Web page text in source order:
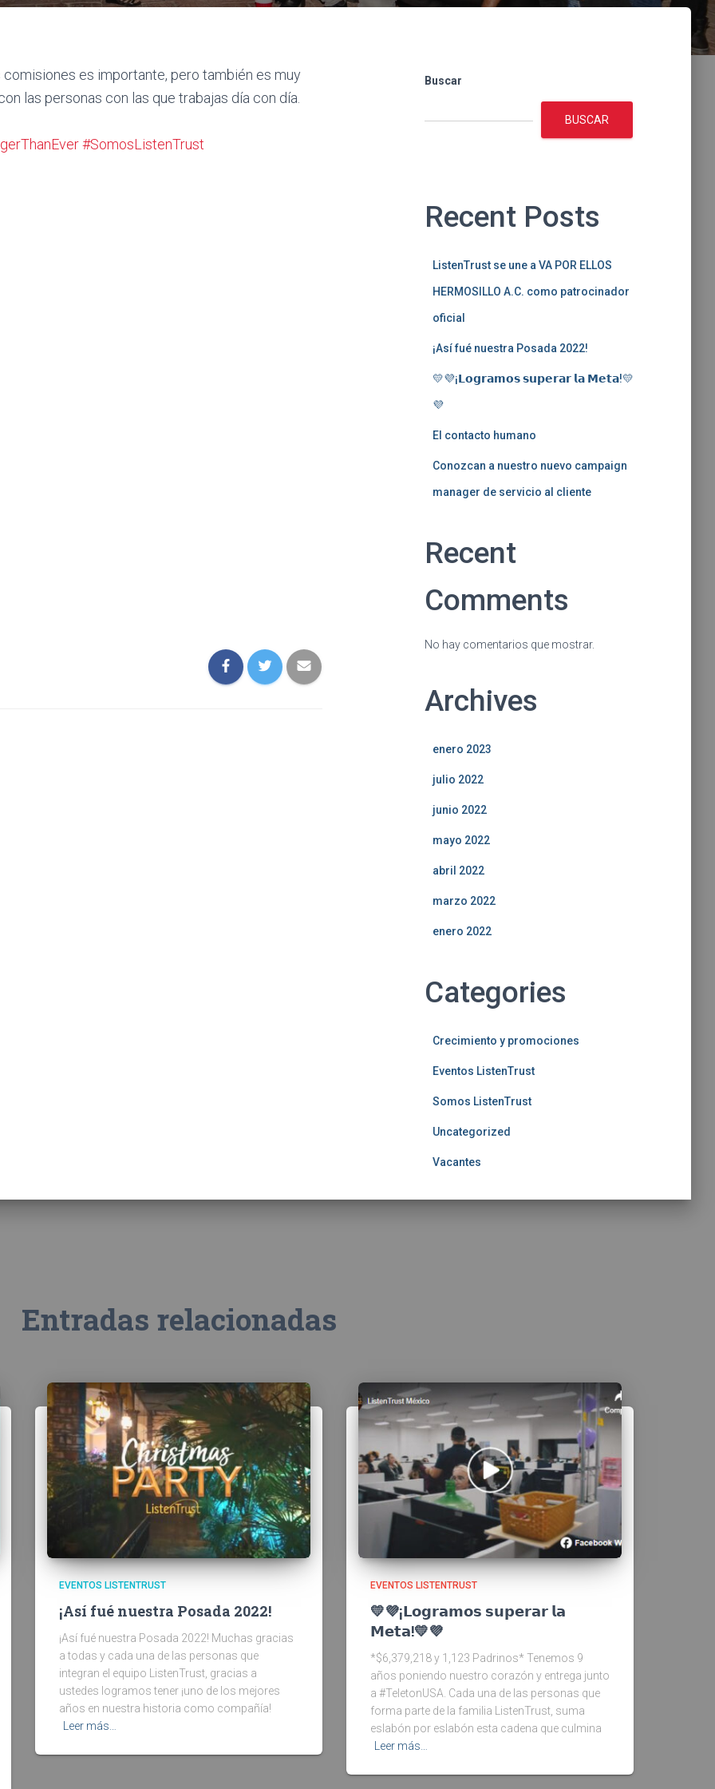
es importante, pero también es muy
las personas con las que trabajas día con día.
#SomosListenTrust
Buscar
BUSCAR
Recent Posts
ListenTrust se une a VA POR ELLOS
HERMOSILLO A.C. como patrocinador
oficial
¡Así fué nuestra Posada 2022!
💛💜¡𝗟𝗼𝗴𝗿𝗮𝗺𝗼𝘀 𝘀𝘂𝗽𝗲𝗿𝗮𝗿 𝗹𝗮 𝗠𝗲𝘁𝗮!💛
💜
El contacto humano
Conozcan a nuestro nuevo campaign
manager de servicio al cliente
Recent
Comments
No hay comentarios que mostrar.
Archives
enero 2023
julio 2022
junio 2022
mayo 2022
abril 2022
marzo 2022
enero 2022
Categories
Crecimiento y promociones
Eventos ListenTrust
Somos ListenTrust
Uncategorized
Vacantes
Entradas relacionadas
EVENTOS LISTENTRUST
¡Así fué nuestra Posada 2022!
¡Así fué nuestra Posada 2022! Muchas gracias
a todas y cada una de las personas que
integran el equipo ListenTrust, gracias a
ustedes logramos tener ¡uno de los mejores
años en nuestra historia como compañía!
Leer más…
EVENTOS LISTENTRUST
💛💜¡𝗟𝗼𝗴𝗿𝗮𝗺𝗼𝘀 𝘀𝘂𝗽𝗲𝗿𝗮𝗿 𝗹𝗮
𝗠𝗲𝘁𝗮!💛💜
*$6,379,218 y 1,123 Padrinos* Tenemos 9
años poniendo nuestro corazón y entrega junto
a #TeletonUSA. Cada una de las personas que
forma parte de la familia ListenTrust, suma
eslabón por eslabón esta cadena que culmina
Leer más…